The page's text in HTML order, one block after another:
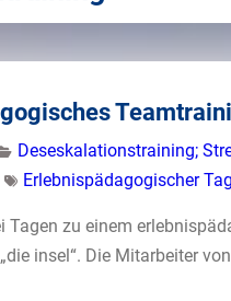
Deseskalationstraining;
Erlebnispädagogischer Tag
Tagen zu einem
insel“. Die Mitarbeiter